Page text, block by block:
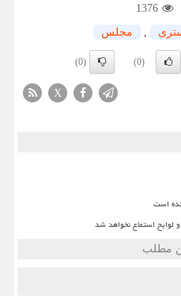
1376
, مجلس
(0)
(0)
X
است
لوایح استماع نخواهد شد
مطلب